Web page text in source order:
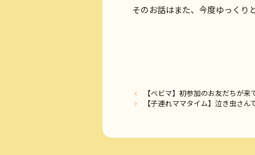
【ベビマ】初参加のお友だちが
【子連れママタイム】泣き虫さ